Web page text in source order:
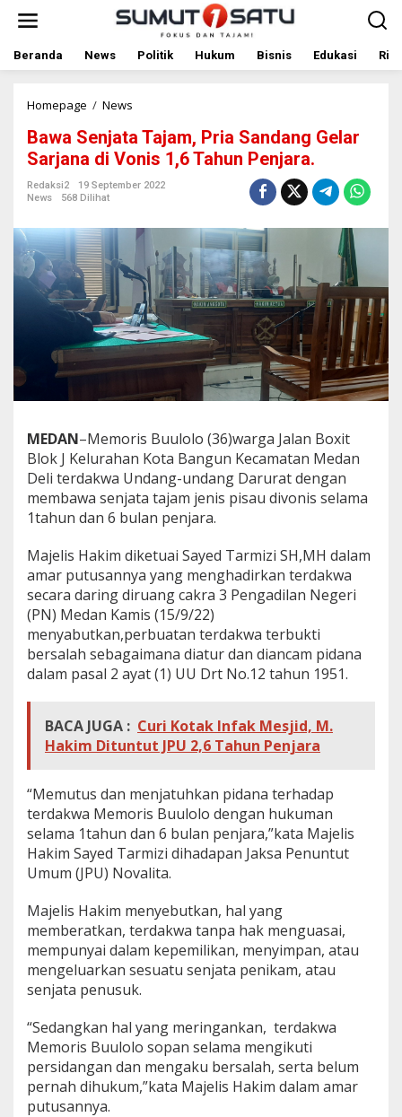
t
Beranda News Politik Hukum Bisnis Edukasi
Homepage / News
w
a
S
e
a
t
a
T
j
a
m
,
r
S
a
n
d
a
n
G
e
l
a
r
S
a
r
j
n
a
d
o
n
i
s
1
,
T
a
h
u
n
P
n
j
a
r
a
Bawa Senjata Tajam, Pria Sandang Gelar
Sarjana di Vonis 1,6 Tahun Penjara.
Redaksi2
19 September 2022
News
568 Dilihat
MEDAN–Memoris Buulolo (36)warga Jalan Boxit
Blok J Kelurahan Kota Bangun Kecamatan Medan
Deli terdakwa Undang-undang Darurat dengan
membawa senjata tajam jenis pisau divonis selama
1tahun dan 6 bulan penjara.
Majelis Hakim diketuai Sayed Tarmizi SH,MH dalam
amar putusannya yang menghadirkan terdakwa
secara daring diruang cakra 3 Pengadilan Negeri
(PN) Medan Kamis (15/9/22)
menyabutkan,perbuatan terdakwa terbukti
bersalah sebagaimana diatur dan diancam pidana
dalam pasal 2 ayat (1) UU Drt No.12 tahun 1951.
BACA JUGA : Curi Kotak Infak Mesjid, M.
Hakim Dituntut JPU 2,6 Tahun Penjara
“Memutus dan menjatuhkan pidana terhadap
terdakwa Memoris Buulolo dengan hukuman
selama 1tahun dan 6 bulan penjara,”kata Majelis
Hakim Sayed Tarmizi dihadapan Jaksa Penuntut
Umum (JPU) Novalita.
Majelis Hakim menyebutkan, hal yang
memberatkan, terdakwa tanpa hak menguasai,
mempunyai dalam kepemilikan, menyimpan, atau
mengeluarkan sesuatu senjata penikam, atau
senjata penusuk.
“Sedangkan hal yang meringankan, terdakwa
Memoris Buulolo sopan selama mengikuti
persidangan dan mengaku bersalah, serta belum
pernah dihukum,”kata Majelis Hakim dalam amar
putusannya.